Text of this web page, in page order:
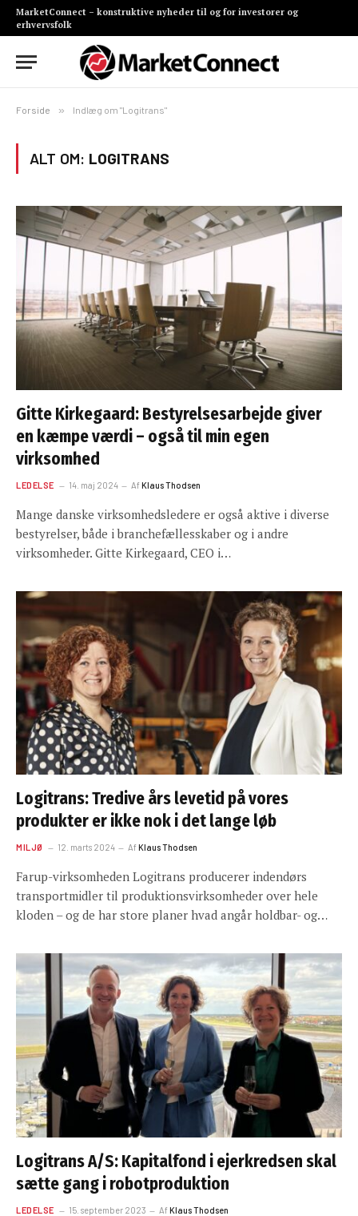
MarketConnect – konstruktive nyheder til og for investorer og
erhvervsfolk
Forside » Indlæg om "Logitrans"
ALT OM: LOGITRANS
Gitte Kirkegaard: Bestyrelsesarbejde giver
en kæmpe værdi – også til min egen
virksomhed
LEDELSE 14. maj 2024 AfKlaus Thodsen
Mange danske virksomhedsledere er også aktive i diverse
bestyrelser, både i branchefællesskaber og i andre
virksomheder. Gitte Kirkegaard, CEO i…
Logitrans: Tredive års levetid på vores
produkter er ikke nok i det lange løb
MILJØ 12. marts 2024 AfKlaus Thodsen
Farup-virksomheden Logitrans producerer indendørs
transportmidler til produktionsvirksomheder over hele
kloden – og de har store planer hvad angår holdbar- og…
Logitrans A/S: Kapitalfond i ejerkredsen skal
sætte gang i robotproduktion
LEDELSE 15. september 2023 AfKlaus Thodsen